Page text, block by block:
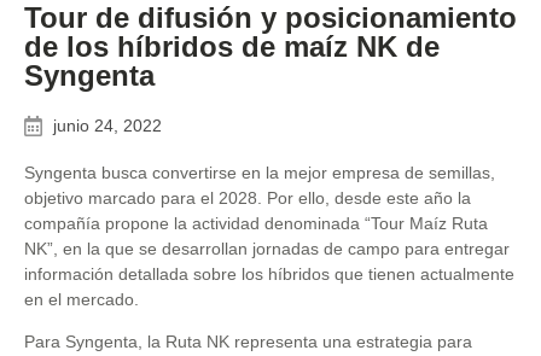
Tour de difusión y posicionamiento
de los híbridos de maíz NK de
Syngenta
junio 24, 2022
Syngenta busca convertirse en la mejor empresa de semillas,
objetivo marcado para el 2028. Por ello, desde este año la
compañía propone la actividad denominada “Tour Maíz Ruta
NK”, en la que se desarrollan jornadas de campo para entregar
información detallada sobre los híbridos que tienen actualmente
en el mercado.
Para Syngenta, la Ruta NK representa una estrategia para